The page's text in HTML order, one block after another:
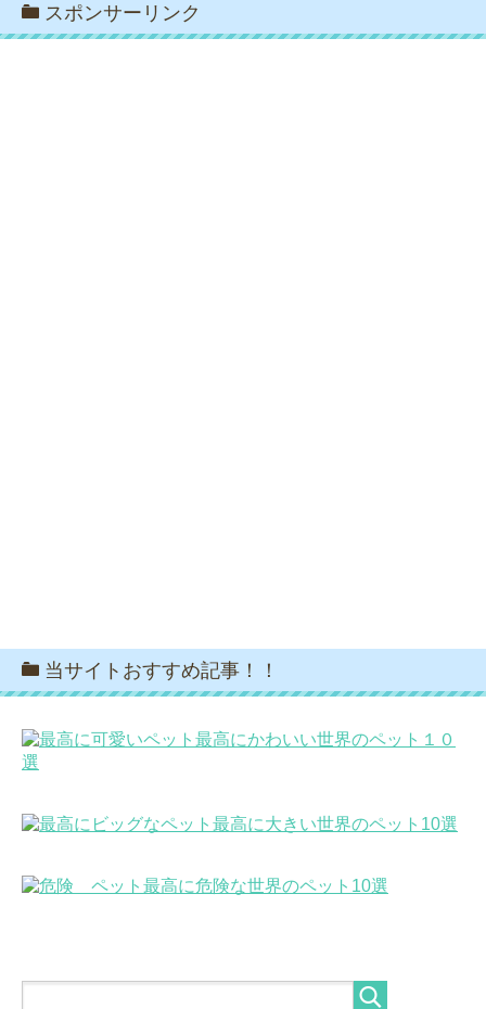
スポンサーリンク
当サイトおすすめ記事！！
最高にかわいい世界のペット１０
選
最高に大きい世界のペット10選
最高に危険な世界のペット10選